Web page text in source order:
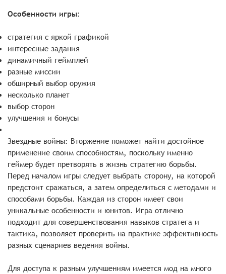
Особенности игры:
стратегия с яркой графикой
интересные задания
динамичный геймплей
разные миссии
обширный выбор оружия
несколько планет
выбор сторон
улучшения и бонусы
Звездные войны: Вторжение поможет найти достойное
применение своим способностям, поскольку именно
геймер будет претворять в жизнь стратегию борьбы.
Перед началом игры следует выбрать сторону, на которой
предстоит сражаться, а затем определиться с методами и
способами борьбы. Каждая из сторон имеет свои
уникальные особенности и юнитов. Игра отлично
подходит для совершенствования навыков стратега и
тактика, позволяет проверить на практике эффективность
разных сценариев ведения войны.
Для доступа к разным улучшениям имеется мод на много